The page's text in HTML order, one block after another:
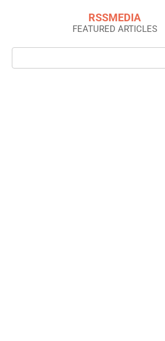
RSSMEDIA
FEATURED ARTICLES
Search: